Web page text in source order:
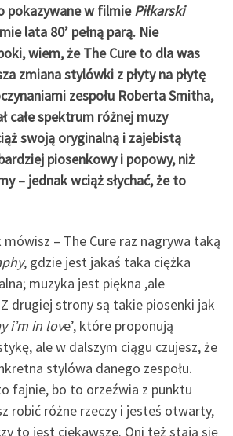
pokazywane w filmiePiłkarski
lata 80’ pełną parą. Nie
wiem, że The Cure to dla was
zmiana stylówki z płyty na płytę
zespołu Roberta Smitha,
całe spektrum różnej muzy
swoją oryginalną i zajebistą
piosenkowy i popowy, niż
– jednak wciąż słychać, że to
– The Cure raz nagrywa taką
, gdzie jest jakaś taka ciężka
muzyka jest piękna ,ale
drugiej strony są takie piosenki jak
i’m in love’, które proponują
ale w dalszym ciągu czujesz, że
stylówa danego zespołu.
fajnie, bo to orzeźwia z punktu
robić różne rzeczy i jesteś otwarty,
to jest ciekawsze. Oni też stają się